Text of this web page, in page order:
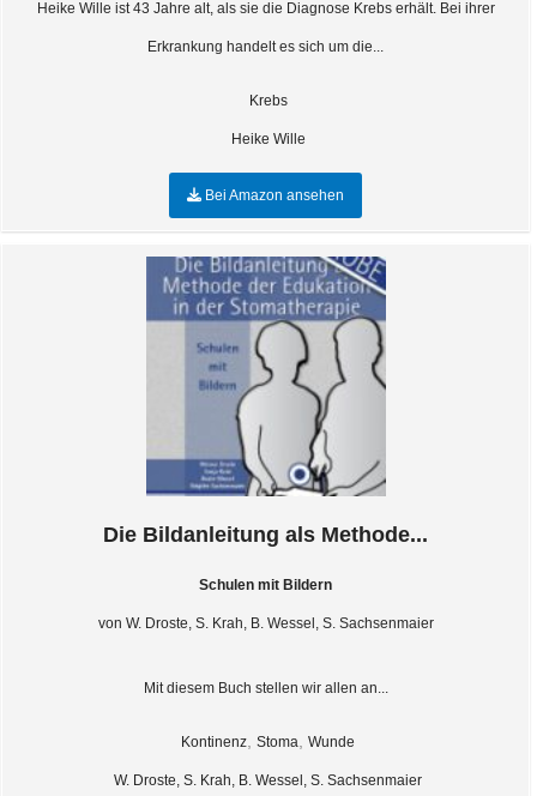
Heike Wille ist 43 Jahre alt, als sie die Diagnose Krebs erhält. Bei ihrer
Erkrankung handelt es sich um die...
Krebs
Heike Wille
Bei Amazon ansehen
Die Bildanleitung als Methode...
Schulen mit Bildern
von W. Droste, S. Krah, B. Wessel, S. Sachsenmaier
Mit diesem Buch stellen wir allen an...
Kontinenz Stoma Wunde
W. Droste, S. Krah, B. Wessel, S. Sachsenmaier